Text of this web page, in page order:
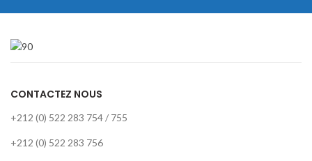
CONTACTEZ NOUS
+212 (0) 522 283 754 / 755
+212 (0) 522 283 756